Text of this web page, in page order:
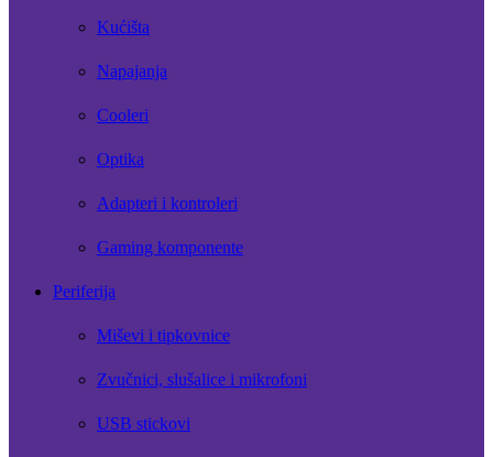
Kućišta
Napajanja
Cooleri
Optika
Adapteri i kontroleri
Gaming komponente
Periferija
Miševi i tipkovnice
Zvučnici, slušalice i mikrofoni
USB stickovi